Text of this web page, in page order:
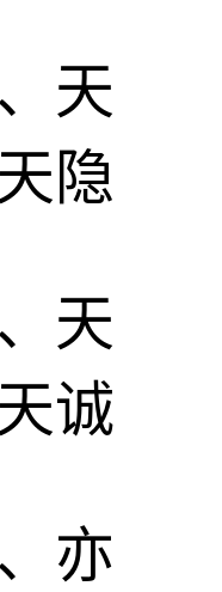
天
隐
天
诚
亦